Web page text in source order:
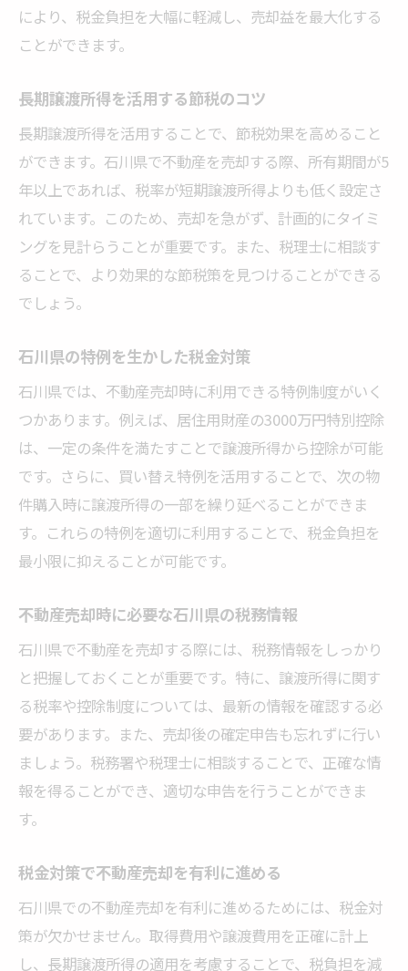
により、税金負担を大幅に軽減し、売却益を最大化する
ことができます。
長期譲渡所得を活用する節税のコツ
長期譲渡所得を活用することで、節税効果を高めること
ができます。石川県で不動産を売却する際、所有期間が5
年以上であれば、税率が短期譲渡所得よりも低く設定さ
れています。このため、売却を急がず、計画的にタイミ
ングを見計らうことが重要です。また、税理士に相談す
ることで、より効果的な節税策を見つけることができる
でしょう。
石川県の特例を生かした税金対策
石川県では、不動産売却時に利用できる特例制度がいく
つかあります。例えば、居住用財産の3000万円特別控除
は、一定の条件を満たすことで譲渡所得から控除が可能
です。さらに、買い替え特例を活用することで、次の物
件購入時に譲渡所得の一部を繰り延べることができま
す。これらの特例を適切に利用することで、税金負担を
最小限に抑えることが可能です。
不動産売却時に必要な石川県の税務情報
石川県で不動産を売却する際には、税務情報をしっかり
と把握しておくことが重要です。特に、譲渡所得に関す
る税率や控除制度については、最新の情報を確認する必
要があります。また、売却後の確定申告も忘れずに行い
ましょう。税務署や税理士に相談することで、正確な情
報を得ることができ、適切な申告を行うことができま
す。
税金対策で不動産売却を有利に進める
石川県での不動産売却を有利に進めるためには、税金対
策が欠かせません。取得費用や譲渡費用を正確に計上
し、長期譲渡所得の適用を考慮することで、税負担を減